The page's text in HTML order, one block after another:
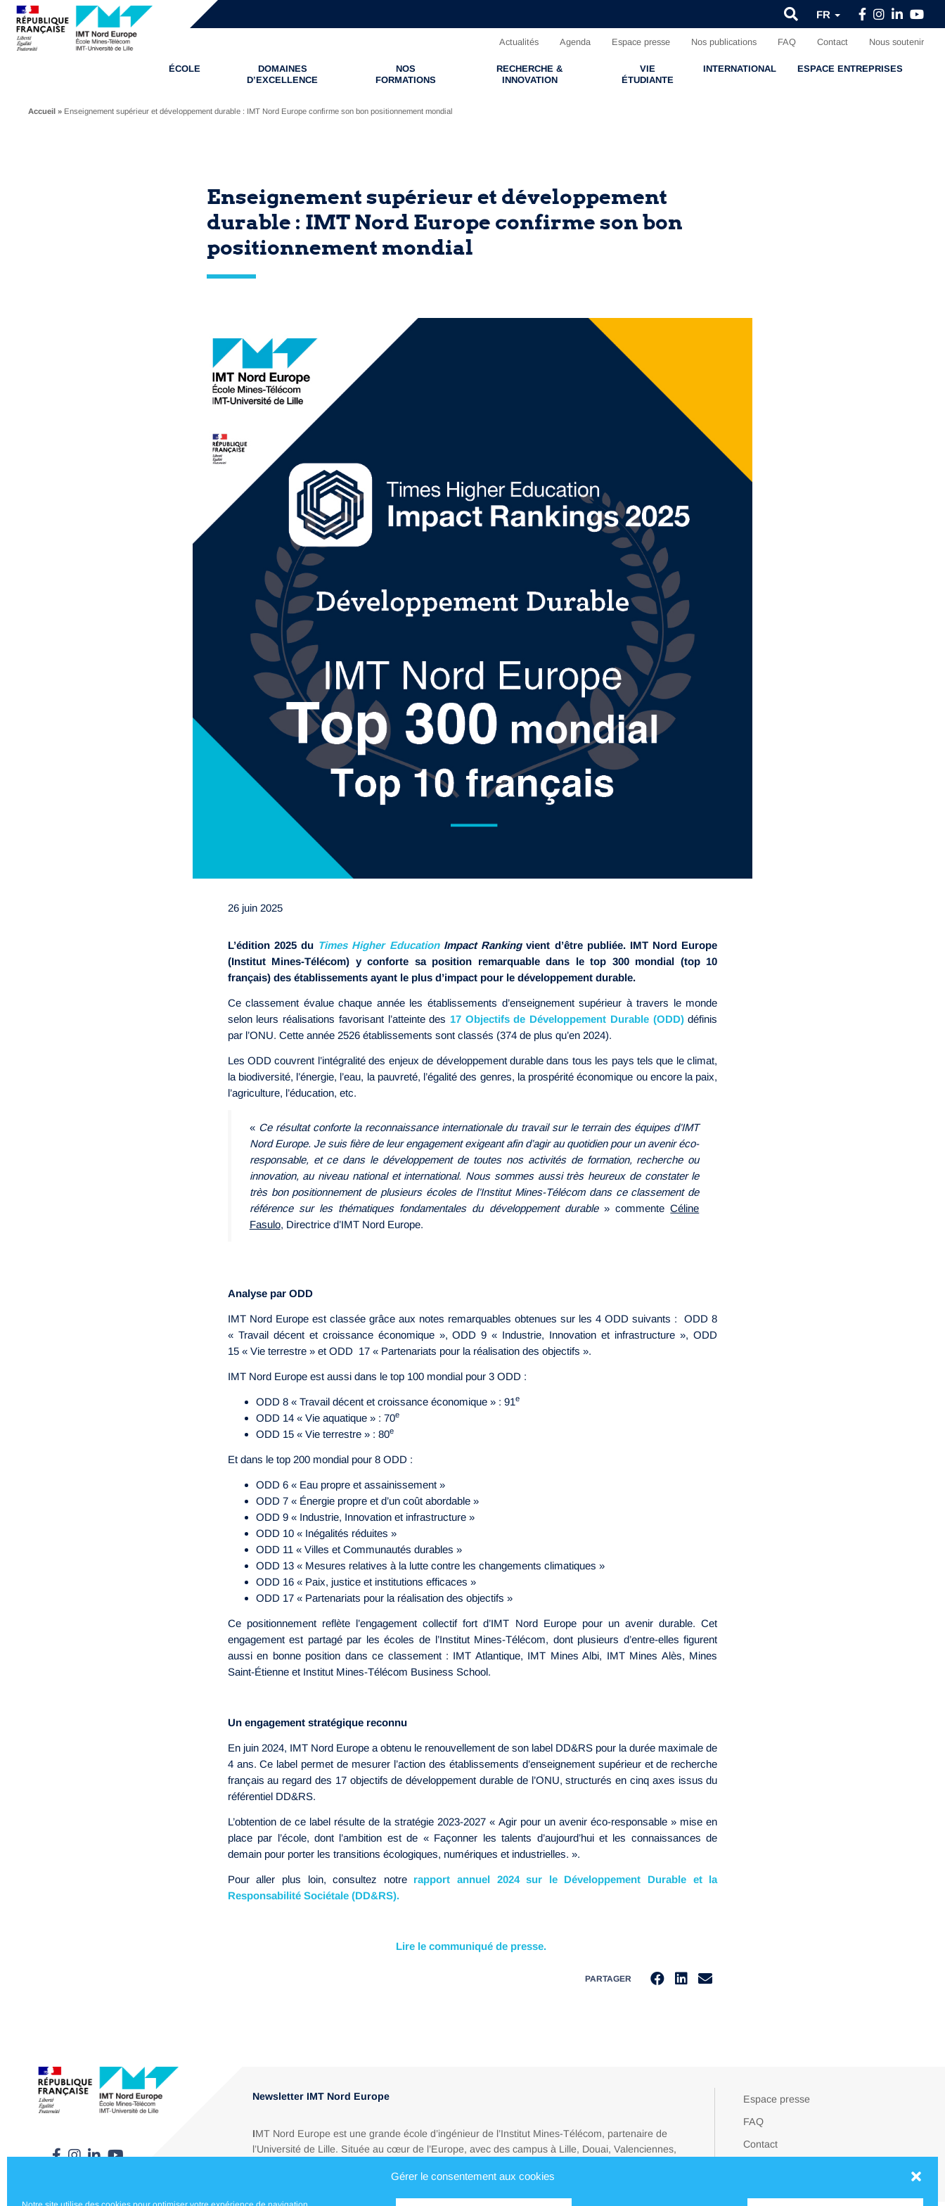
Gérer le consentement aux cookies
Actualités Agenda Espace presse Nos publications FAQ Contact Nous soutenir
ÉCOLE
DOMAINES
D’EXCELLENCE
NOS
FORMATIONS
RECHERCHE &
INNOVATION
VIE
ÉTUDIANTE
INTERNATIONAL ESPACE ENTREPRISES
FR
Accueil » Enseignement supérieur et développement durable : IMT Nord Europe confirme son bon positionnement mondial
Enseignement supérieur et développement
durable : IMT Nord Europe confirme son bon
positionnement mondial
26 juin 2025
L’édition 2025 du Times Higher EducationImpact Rankingvient d’être publiée. IMT Nord Europe
(Institut Mines-Télécom) y conforte sa position remarquable dans le top 300 mondial (top 10
français) des établissements ayant le plus d’impact pour le développement durable.
Ce classement évalue chaque année les établissements d’enseignement supérieur à travers le monde
selon leurs réalisations favorisant l’atteinte des 17 Objectifs de Développement Durable (ODD)définis
par l’ONU. Cette année 2526 établissements sont classés (374 de plus qu’en 2024).
Les ODD couvrent l’intégralité des enjeux de développement durable dans tous les pays tels que le climat,
la biodiversité, l’énergie, l’eau, la pauvreté, l’égalité des genres, la prospérité économique ou encore la paix,
l’agriculture, l’éducation, etc.
« Ce résultat conforte la reconnaissance internationale du travail sur le terrain des équipes d’IMT
Nord Europe. Je suis fière de leur engagement exigeant afin d’agir au quotidien pour un avenir éco-
responsable, et ce dans le développement de toutes nos activités de formation, recherche ou
innovation, au niveau national et international. Nous sommes aussi très heureux de constater le
très bon positionnement de plusieurs écoles de l’Institut Mines-Télécom dans ce classement de
référence sur les thématiques fondamentales du développement durable» commenteCéline
Fasulo, Directrice d’IMT Nord Europe.
Analyse par ODD
IMT Nord Europe est classée grâce aux notes remarquables obtenues sur les 4 ODD suivants : ODD 8
« Travail décent et croissance économique », ODD 9 « Industrie, Innovation et infrastructure », ODD
15 « Vie terrestre » et ODD 17 « Partenariats pour la réalisation des objectifs ».
IMT Nord Europe est aussi dans le top 100 mondial pour 3 ODD :
ODD 8 « Travail décent et croissance économique » : 91e
ODD 14 « Vie aquatique » : 70e
ODD 15 « Vie terrestre » : 80e
Et dans le top 200 mondial pour 8 ODD :
ODD 6 « Eau propre et assainissement »
ODD 7 « Énergie propre et d’un coût abordable »
ODD 9 « Industrie, Innovation et infrastructure »
ODD 10 « Inégalités réduites »
ODD 11 « Villes et Communautés durables »
ODD 13 « Mesures relatives à la lutte contre les changements climatiques »
ODD 16 « Paix, justice et institutions efficaces »
ODD 17 « Partenariats pour la réalisation des objectifs »
Ce positionnement reflète l’engagement collectif fort d’IMT Nord Europe pour un avenir durable. Cet
engagement est partagé par les écoles de l’Institut Mines-Télécom, dont plusieurs d’entre-elles figurent
aussi en bonne position dans ce classement : IMT Atlantique, IMT Mines Albi, IMT Mines Alès, Mines
Saint-Étienne et Institut Mines-Télécom Business School.
Un engagement stratégique reconnu
En juin 2024, IMT Nord Europe a obtenu le renouvellement de son label DD&RS pour la durée maximale de
4 ans. Ce label permet de mesurer l’action des établissements d’enseignement supérieur et de recherche
français au regard des 17 objectifs de développement durable de l’ONU, structurés en cinq axes issus du
référentiel DD&RS.
L’obtention de ce label résulte de la stratégie 2023-2027 « Agir pour un avenir éco-responsable » mise en
place par l’école, dont l’ambition est de « Façonner les talents d’aujourd’hui et les connaissances de
demain pour porter les transitions écologiques, numériques et industrielles. ».
Pour aller plus loin, consultez notre rapport annuel 2024 sur le Développement Durable et la
Responsabilité Sociétale (DD&RS).
Lire le communiqué de presse.
PARTAGER
Newsletter IMT Nord Europe
IMT Nord Europe est une grande école d’ingénieur de l’Institut Mines-Télécom, partenaire de
l’Université de Lille. Située au cœur de l’Europe, avec des campus à Lille, Douai, Valenciennes,
énergétique, écologique, industrielle et numérique.
Espace presse
FAQ
Contact